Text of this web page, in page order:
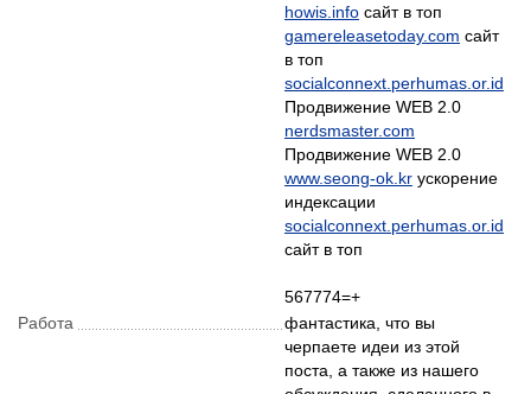
howis.info
gamereleasetoday.com сайт
socialconnext.perhumas.or.id
nerdsmaster.com
www.seong-ok.kr ускорение
socialconnext.perhumas.or.id
сайт в топ
567774=+
Рабoта
фантастика, что вы
черпаете идеи из этой
поста, а также из нашего